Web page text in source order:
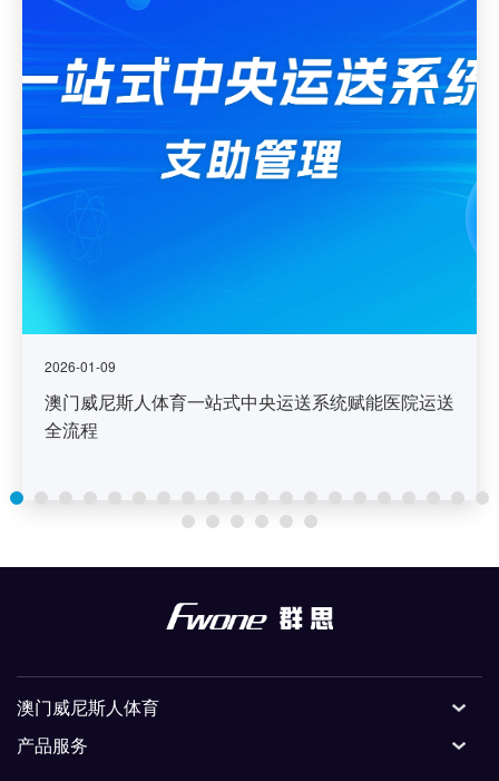
2026-01-09
澳门威尼斯人体育一站式中央运送系统赋能医院运送
全流程
澳门威尼斯人体育
产品服务